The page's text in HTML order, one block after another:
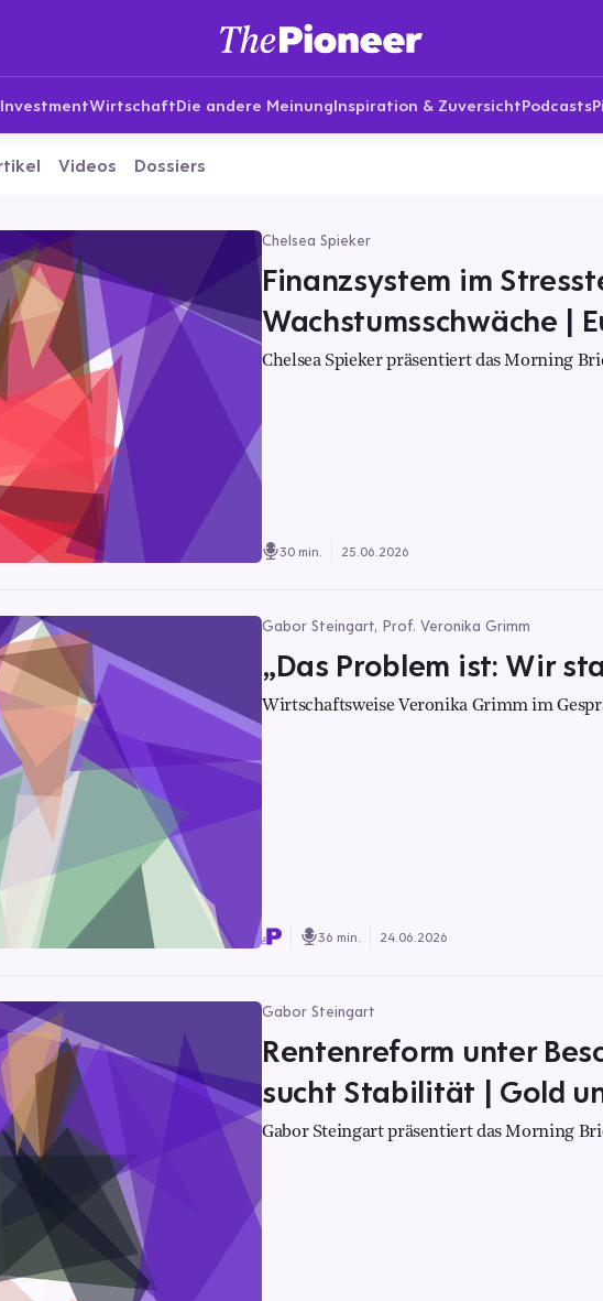
InvestmentWirtschaftDie andere MeinungInspiration & ZuversichtPodcasts
Videos Dossiers
Chelsea Spieker
Finanzsystem im
Wachstumsschwäche |
Chelsea Spieker präsentiert das Morning
30 min. 25.06.2026
Gabor Steingart, Prof. Veronika Grimm
„Das Problem ist: Wir
Wirtschaftsweise Veronika Grimm im
36 min. 24.06.2026
Gabor Steingart
Rentenreform unter
sucht Stabilität | Gold
Gabor Steingart präsentiert das Morning